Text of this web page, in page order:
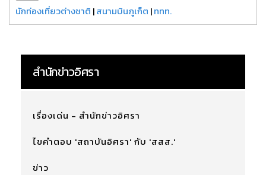
นักท่องเที่ยวต่างชาติ |สนามบินภูเก็ต |ททท.
สำนักข่าวอิศรา
เรื่องเด่น - สำนักข่าวอิศรา
ไขคำตอบ 'สถาบันอิศรา' กับ 'สสส.'
ข่าว